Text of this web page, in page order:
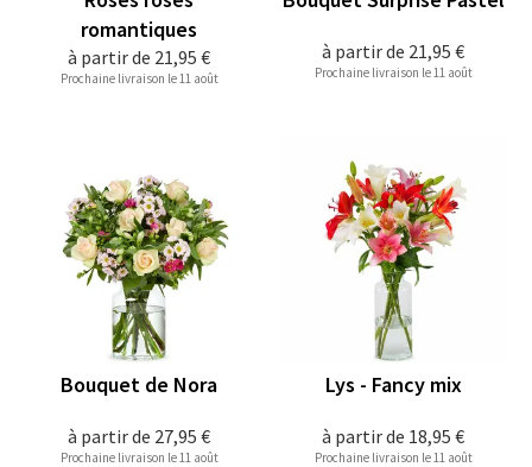
à partir de 21,95 €
romantiques
Prochaine livraison le 11 août
à partir de 21,95 €
Prochaine livraison le 11 août
à partir de 27,95 €
Bouquet de Nora
Prochaine livraison le 11 août
à partir de 18,95 €
Lys - Fancy mix
Prochaine livraison le 11 août